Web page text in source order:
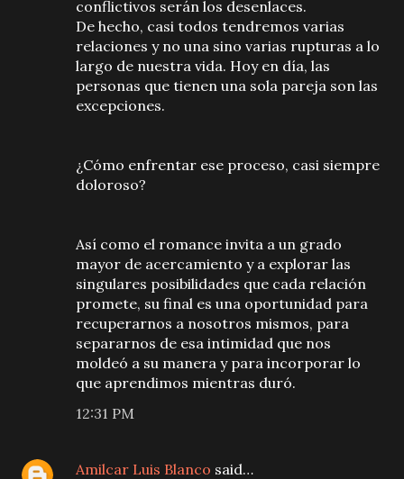
conflictivos serán los desenlaces.
De hecho, casi todos tendremos varias
relaciones y no una sino varias rupturas a lo
largo de nuestra vida. Hoy en día, las
personas que tienen una sola pareja son las
excepciones.
¿Cómo enfrentar ese proceso, casi siempre
doloroso?
Así como el romance invita a un grado
mayor de acercamiento y a explorar las
singulares posibilidades que cada relación
promete, su final es una oportunidad para
recuperarnos a nosotros mismos, para
separarnos de esa intimidad que nos
moldeó a su manera y para incorporar lo
que aprendimos mientras duró.
12:31 PM
Amilcar Luis Blanco said…